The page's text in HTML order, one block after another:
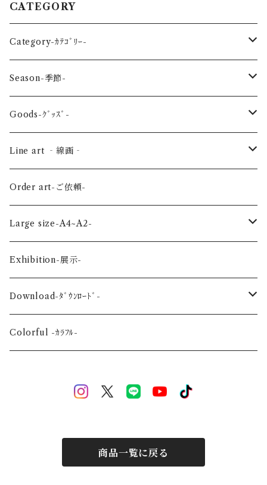
CATEGORY
Category-ｶﾃｺﾞﾘｰ-
reptile-爬虫類-
Sea-海の生き物-
Bird-鳥-
Land-陸の生き物-
Planet-惑星-
Flower-花-
Wedding-婚礼-
Event-祝祭-
Mother's Day
Season-季節-
Spring-春-
Summer-夏-
Autumn-秋-
Winter-冬-
Goods-ｸﾞｯｽﾞ-
Key ring -ｷｰﾎﾙﾀﾞｰ
Art panel -ｱｰﾄﾊﾟﾈﾙ-
Acrylic figure -ｱｸﾘﾙﾌｨｷﾞｭｱ-
Line art ‐線画‐
Flower ‐花-
Mini -ミニ-
Okinawa-沖縄-
Order art-ご依頼-
Large size-A4~A2-
A4
A3
A2
Exhibition-展示-
Download-ﾀﾞｳﾝﾛｰﾄﾞ-
Alphabet-文字-
Colorful -ｶﾗﾌﾙ-
商品一覧に戻る